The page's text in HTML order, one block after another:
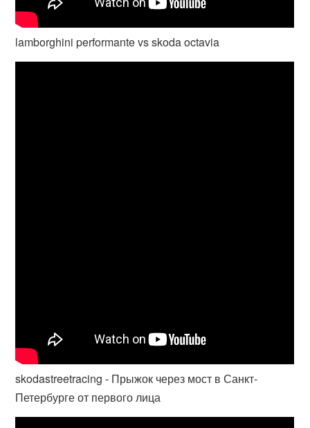
lamborghini performante vs skoda octavia
skodastreetracing - Прыжок через мост в Санкт-
Петербурге от первого лица